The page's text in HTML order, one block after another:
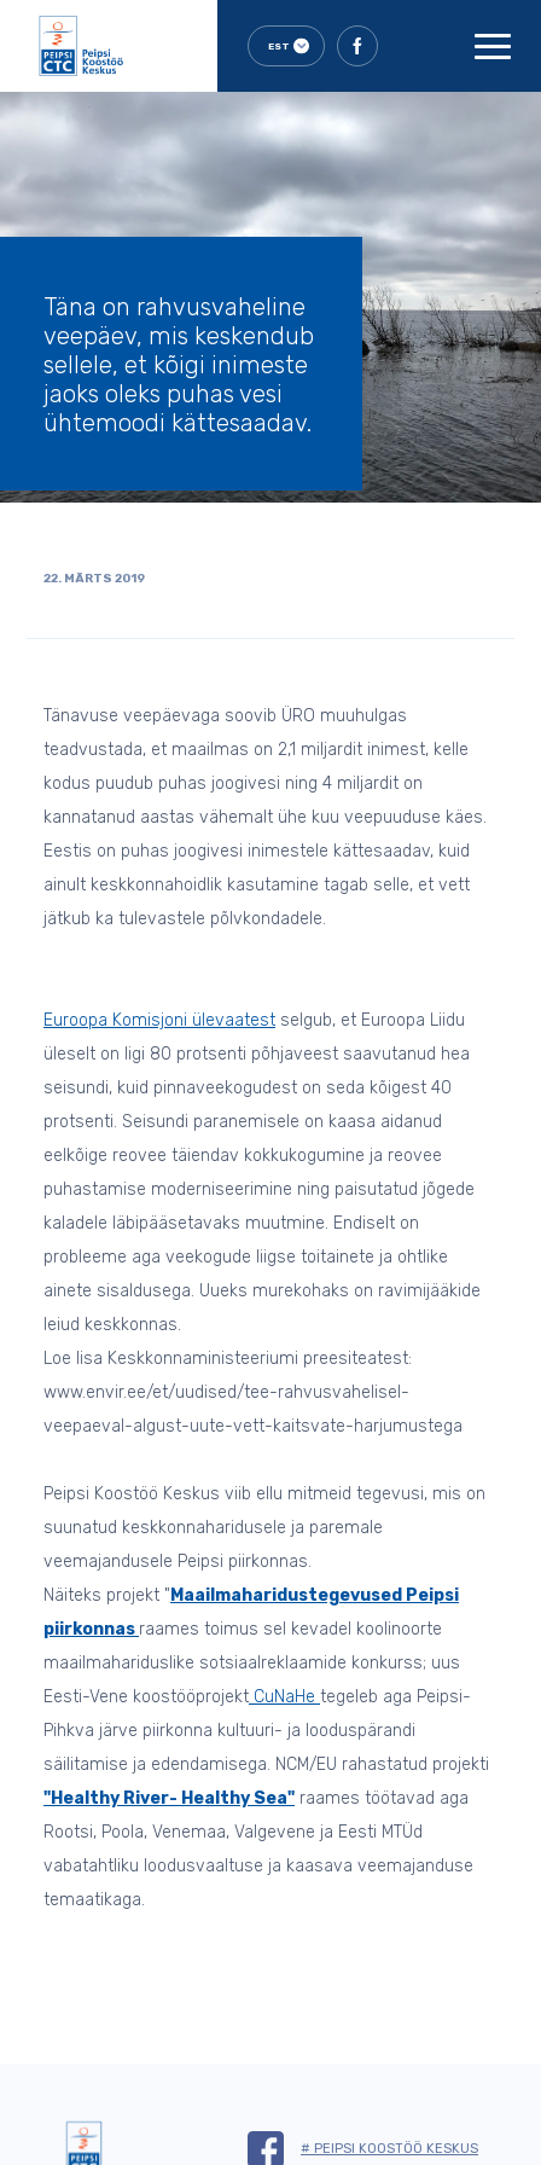
EST
Täna on rahvusvaheline
veepäev, mis keskendub
sellele, et kõigi inimeste
jaoks oleks puhas vesi
ühtemoodi kättesaadav.
22. MÄRTS 2019
Tänavuse veepäevaga soovib ÜRO muuhulgas
teadvustada, et maailmas on 2,1 miljardit inimest, kelle
kodus puudub puhas joogivesi ning 4 miljardit on
kannatanud aastas vähemalt ühe kuu veepuuduse käes.
Eestis on puhas joogivesi inimestele kättesaadav, kuid
ainult keskkonnahoidlik kasutamine tagab selle, et vett
jätkub ka tulevastele põlvkondadele.
Euroopa Komisjoni ülevaatest selgub, et Euroopa Liidu
üleselt on ligi 80 protsenti põhjaveest saavutanud hea
seisundi, kuid pinnaveekogudest on seda kõigest 40
protsenti. Seisundi paranemisele on kaasa aidanud
eelkõige reovee täiendav kokkukogumine ja reovee
puhastamise moderniseerimine ning paisutatud jõgede
kaladele läbipääsetavaks muutmine. Endiselt on
probleeme aga veekogude liigse toitainete ja ohtlike
ainete sisaldusega. Uueks murekohaks on ravimijääkide
leiud keskkonnas.
Loe lisa Keskkonnaministeeriumi preesiteatest:
www.envir.ee/et/uudised/tee-rahvusvahelisel-
veepaeval-algust-uute-vett-kaitsvate-harjumustega
Peipsi Koostöö Keskus viib ellu mitmeid tegevusi, mis on
suunatud keskkonnaharidusele ja paremale
veemajandusele Peipsi piirkonnas.
Näiteks projekt " Maailmaharidustegevused Peipsi
piirkonnas raames toimus sel kevadel koolinoorte
maailmahariduslike sotsiaalreklaamide konkurss; uus
Eesti-Vene koostööprojekt CuNaHe tegeleb aga Peipsi-
Pihkva järve piirkonna kultuuri- ja looduspärandi
säilitamise ja edendamisega. NCM/EU rahastatud projekti
"Healthy River- Healthy Sea" raames töötavad aga
Rootsi, Poola, Venemaa, Valgevene ja Eesti MTÜd
vabatahtliku loodusvaaltuse ja kaasava veemajanduse
temaatikaga.
# PEIPSI KOOSTÖÖ KESKUS